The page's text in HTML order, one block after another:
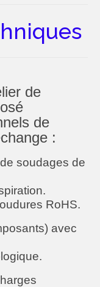
de
de
:
soudages de
RoHS.
avec